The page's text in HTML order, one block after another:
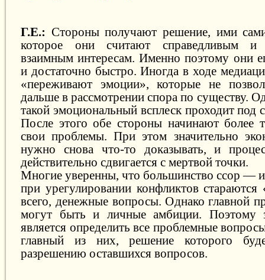
Г.Е.: Стороны получают решение, ими
которое они считают справедливым и
взаимным интересам. Именно поэтому они
и достаточно быстро. Иногда в ходе
«переживают эмоции», которые не
дальше в рассмотрении спора по существу.
такой эмоциональный всплеск проходит под
После этого обе стороны начинают более
свои проблемы. При этом значительно
нужно снова что-то доказывать, и
действительно сдвигается с мертвой точки.
Многие уверенны, что большинство ссор —
при урегулировании конфликтов стараются
всего, денежные вопросы. Однако главной
могут быть и личные амбиции. Поэтому
является определить все проблемные
главный из них, решение которого
разрешению оставшихся вопросов.